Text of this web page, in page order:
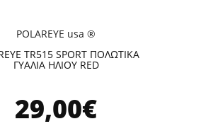
POLAREYE usa ®
TR515 SPORT ΠΟΛΩΤΙΚΑ
ΓΥΑΛΙΑ ΗΛΙΟΥ RED
29,00€